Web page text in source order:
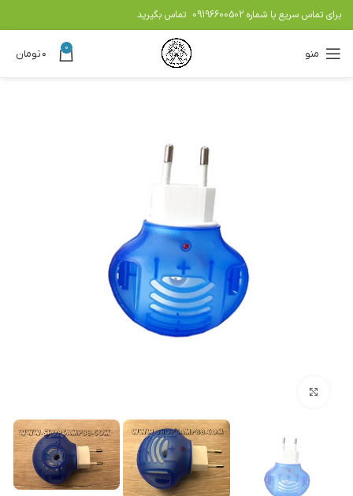
برای تماس سریع با شماره 09196600502 تماس بگیرید
منو 0 ۰تومان